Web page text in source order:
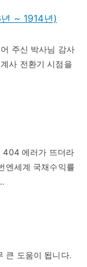
~ 1914년)
주신 박사님 감사
사 전환기 시점을
404 에러가 뜨더라
엔세계 국채수익률
큰 도움이 됩니다.